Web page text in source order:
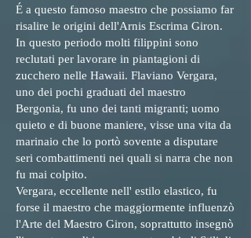
É a questo famoso maestro che possiamo far
risalire le origini dell'Arnis Escrima Giron.
In questo periodo molti filippini sono
reclutati per lavorare in piantagioni di
zucchero nelle Hawaii. Flaviano Vergara,
uno dei pochi graduati del maestro
Bergonia, fu uno dei tanti migranti; uomo
quieto e di buone maniere, visse una vita da
marinaio che lo portò sovente a disputare
seri combattimenti nei quali si narra che non
fu mai colpito.
Vergara, eccellente nell' estilo elastico, fu
forse il maestro che maggiormente influenzò
l'Arte del Maestro Giron, soprattutto insegnò